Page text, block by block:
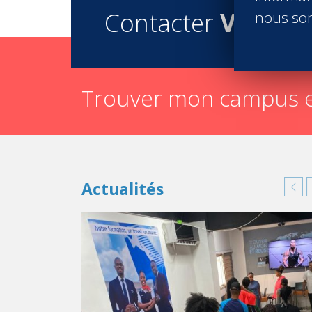
Contacter Vatel
Trouver mon campus
Actualités
nous